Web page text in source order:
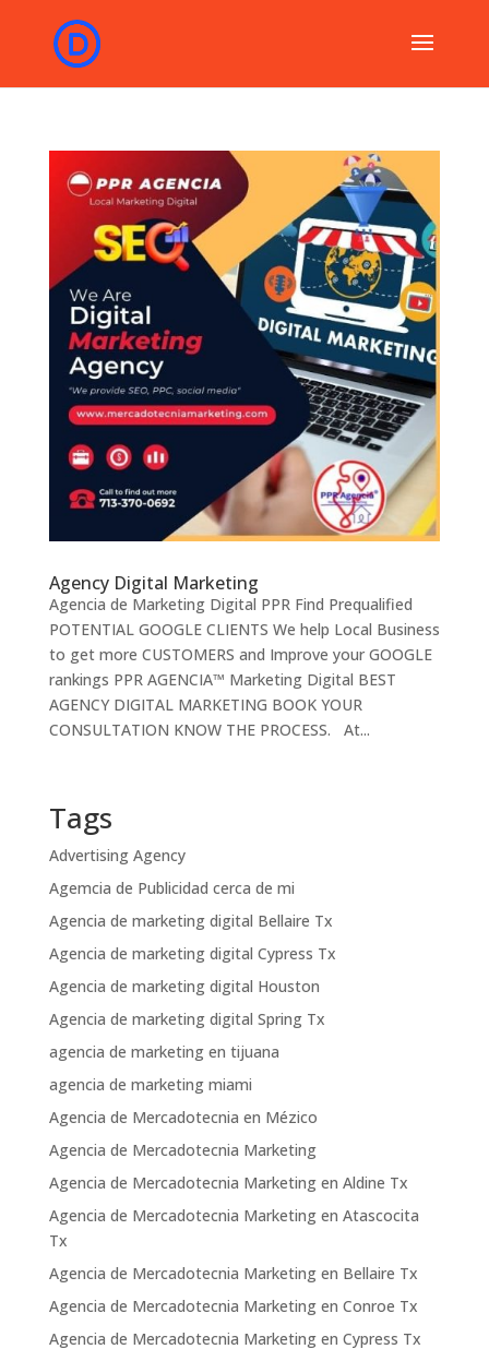
Agency Digital Marketing
Agencia de Marketing Digital PPR Find Prequalified
POTENTIAL GOOGLE CLIENTS We help Local Business
to get more CUSTOMERS and Improve your GOOGLE
rankings PPR AGENCIA™ Marketing Digital BEST
AGENCY DIGITAL MARKETING BOOK YOUR
CONSULTATION KNOW THE PROCESS. At...
Tags
Advertising Agency
Agemcia de Publicidad cerca de mi
Agencia de marketing digital Bellaire Tx
Agencia de marketing digital Cypress Tx
Agencia de marketing digital Houston
Agencia de marketing digital Spring Tx
agencia de marketing en tijuana
agencia de marketing miami
Agencia de Mercadotecnia en Mézico
Agencia de Mercadotecnia Marketing
Agencia de Mercadotecnia Marketing en Aldine Tx
Agencia de Mercadotecnia Marketing en Atascocita
Tx
Agencia de Mercadotecnia Marketing en Bellaire Tx
Agencia de Mercadotecnia Marketing en Conroe Tx
Agencia de Mercadotecnia Marketing en Cypress Tx